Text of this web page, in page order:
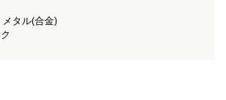
タル(合金)